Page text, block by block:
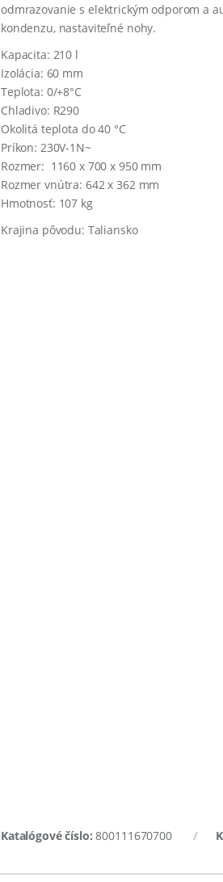
odmrazovanie s elektrickým odporom a
kondenzu, nastaviteľné nohy.
Kapacita: 210 l
Izolácia: 60 mm
Teplota: 0/+8°C
Chladivo: R290
Okolitá teplota do 40 °C
Príkon: 230V-1N~
Rozmer: 1160 x 700 x 950 mm
Rozmer vnútra: 642 x 362 mm
Hmotnosť: 107 kg
Krajina pôvodu: Taliansko
Katalógové číslo:800111670700